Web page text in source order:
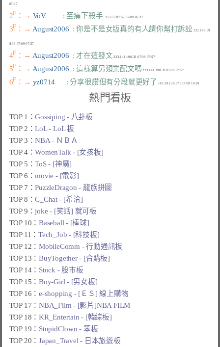
05:37
2F ：→ VoV : 至痛下殺手
   95.177.87.57 07/09 05:37
3F ：→ August2006 : 你是不是女版真的有人請你幫打訴訟 223.141.19
4F ：→ August2006 : 才在這發文 223.141.198.33 07/09 07:57
5F ：→ August2006 : 這樣算另類業配文嗎 223.141.198.33 07/09 07:57
6F ：→ yz0714 : 分享很讚但有分段就更好了 110.28.138.171 07/09 10:18
熱門看板
TOP 1：Gossiping - 八卦板
TOP 2：LoL - LoL 板
TOP 3：NBA - ＮＢＡ
TOP 4：WomenTalk - [女孩板]
TOP 5：ToS - [神魔]
TOP 6：movie - [電影]
TOP 7：PuzzleDragon - 龍族拼圖
TOP 8：C_Chat - [希洽]
TOP 9：joke - [笑話] 就可板
TOP 10：Baseball - [棒球]
TOP 11：Tech_Job - [科技板]
TOP 12：MobileComm - 行動通訊板
TOP 13：BuyTogether - [合購板]
TOP 14： Stock - 股市板
TOP 15：Boy-Girl - [男女板]
TOP 16：e-shopping - [ＥＳ] 線上購物
TOP 17：NBA_Film - [影片]NBA FILM
TOP 18：KR_Entertain - [韓綜板]
TOP 19： StupidClown - 笨板
TOP 20：Japan_Travel - 日本旅遊板